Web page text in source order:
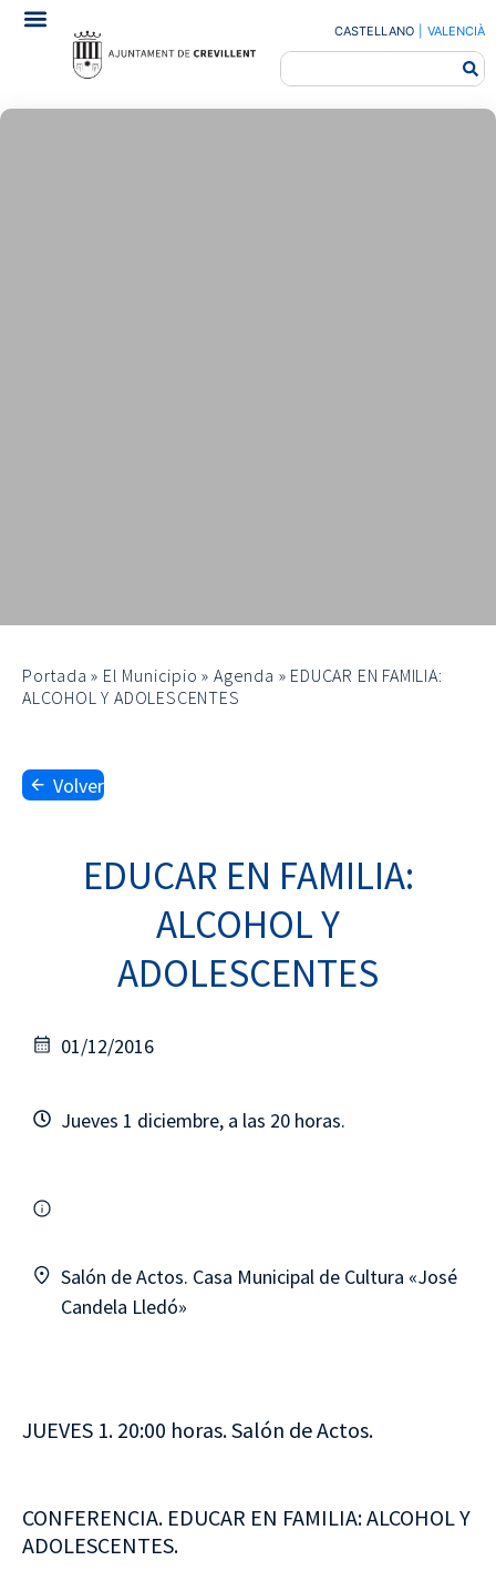
CASTELLANO VALENCIÀ
Portada » El Municipio »Agenda » EDUCAR EN FAMILIA:
ALCOHOL Y ADOLESCENTES
Volver
EDUCAR EN FAMILIA:
ALCOHOL Y
ADOLESCENTES
01/12/2016
Jueves 1 diciembre, a las 20 horas.
Salón de Actos. Casa Municipal de Cultura «José
Candela Lledó»
JUEVES 1. 20:00 horas. Salón de Actos.
CONFERENCIA. EDUCAR EN FAMILIA: ALCOHOL Y
ADOLESCENTES.